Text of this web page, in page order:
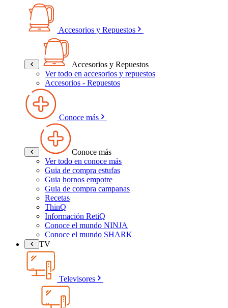
Accesorios y Repuestos
Accesorios y Repuestos
Ver todo en accesorios y repuestos
Accesorios - Repuestos
Conoce más
Conoce más
Ver todo en conoce más
Guia de compra estufas
Guia hornos empotre
Guia de compra campanas
Recetas
ThinQ
Información RetiQ
Conoce el mundo NINJA
Conoce el mundo SHARK
TV
Televisores